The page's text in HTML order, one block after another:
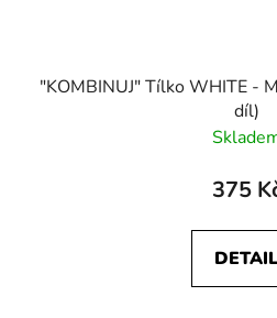
"KOMBINUJ" Tílko WHITE -
díl)
375
DETAIL